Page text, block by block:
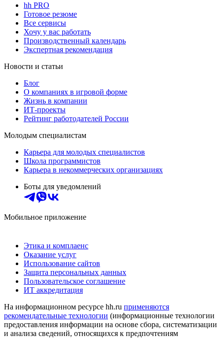
hh PRO
Готовое резюме
Все сервисы
Хочу у вас работать
Производственный календарь
Экспертная рекомендация
Новости и статьи
Блог
О компаниях в игровой форме
Жизнь в компании
ИТ-проекты
Рейтинг работодателей России
Молодым специалистам
Карьера для молодых специалистов
Школа программистов
Карьера в некоммерческих организациях
Боты для уведомлений
Мобильное приложение
Этика и комплаенс
Оказание услуг
Использование сайтов
Защита персональных данных
Пользовательское соглашение
ИТ аккредитация
На информационном ресурсе hh.ru применяются
рекомендательные технологии (информационные технологии
предоставления информации на основе сбора, систематизации
и анализа сведений, относящихся к предпочтениям